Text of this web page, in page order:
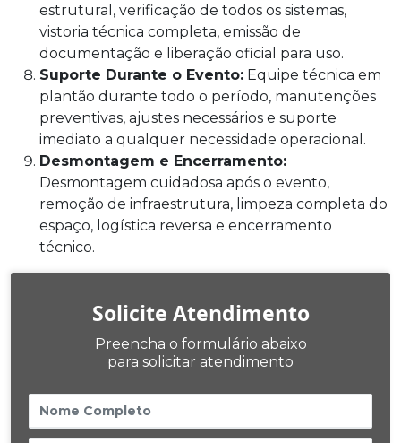
estrutural, verificação de todos os sistemas,
vistoria técnica completa, emissão de
documentação e liberação oficial para uso.
Suporte Durante o Evento: Equipe técnica em
plantão durante todo o período, manutenções
preventivas, ajustes necessários e suporte
imediato a qualquer necessidade operacional.
Desmontagem e Encerramento:
Desmontagem cuidadosa após o evento,
remoção de infraestrutura, limpeza completa do
espaço, logística reversa e encerramento
técnico.
Solicite Atendimento
Preencha o formulário abaixo
para solicitar atendimento